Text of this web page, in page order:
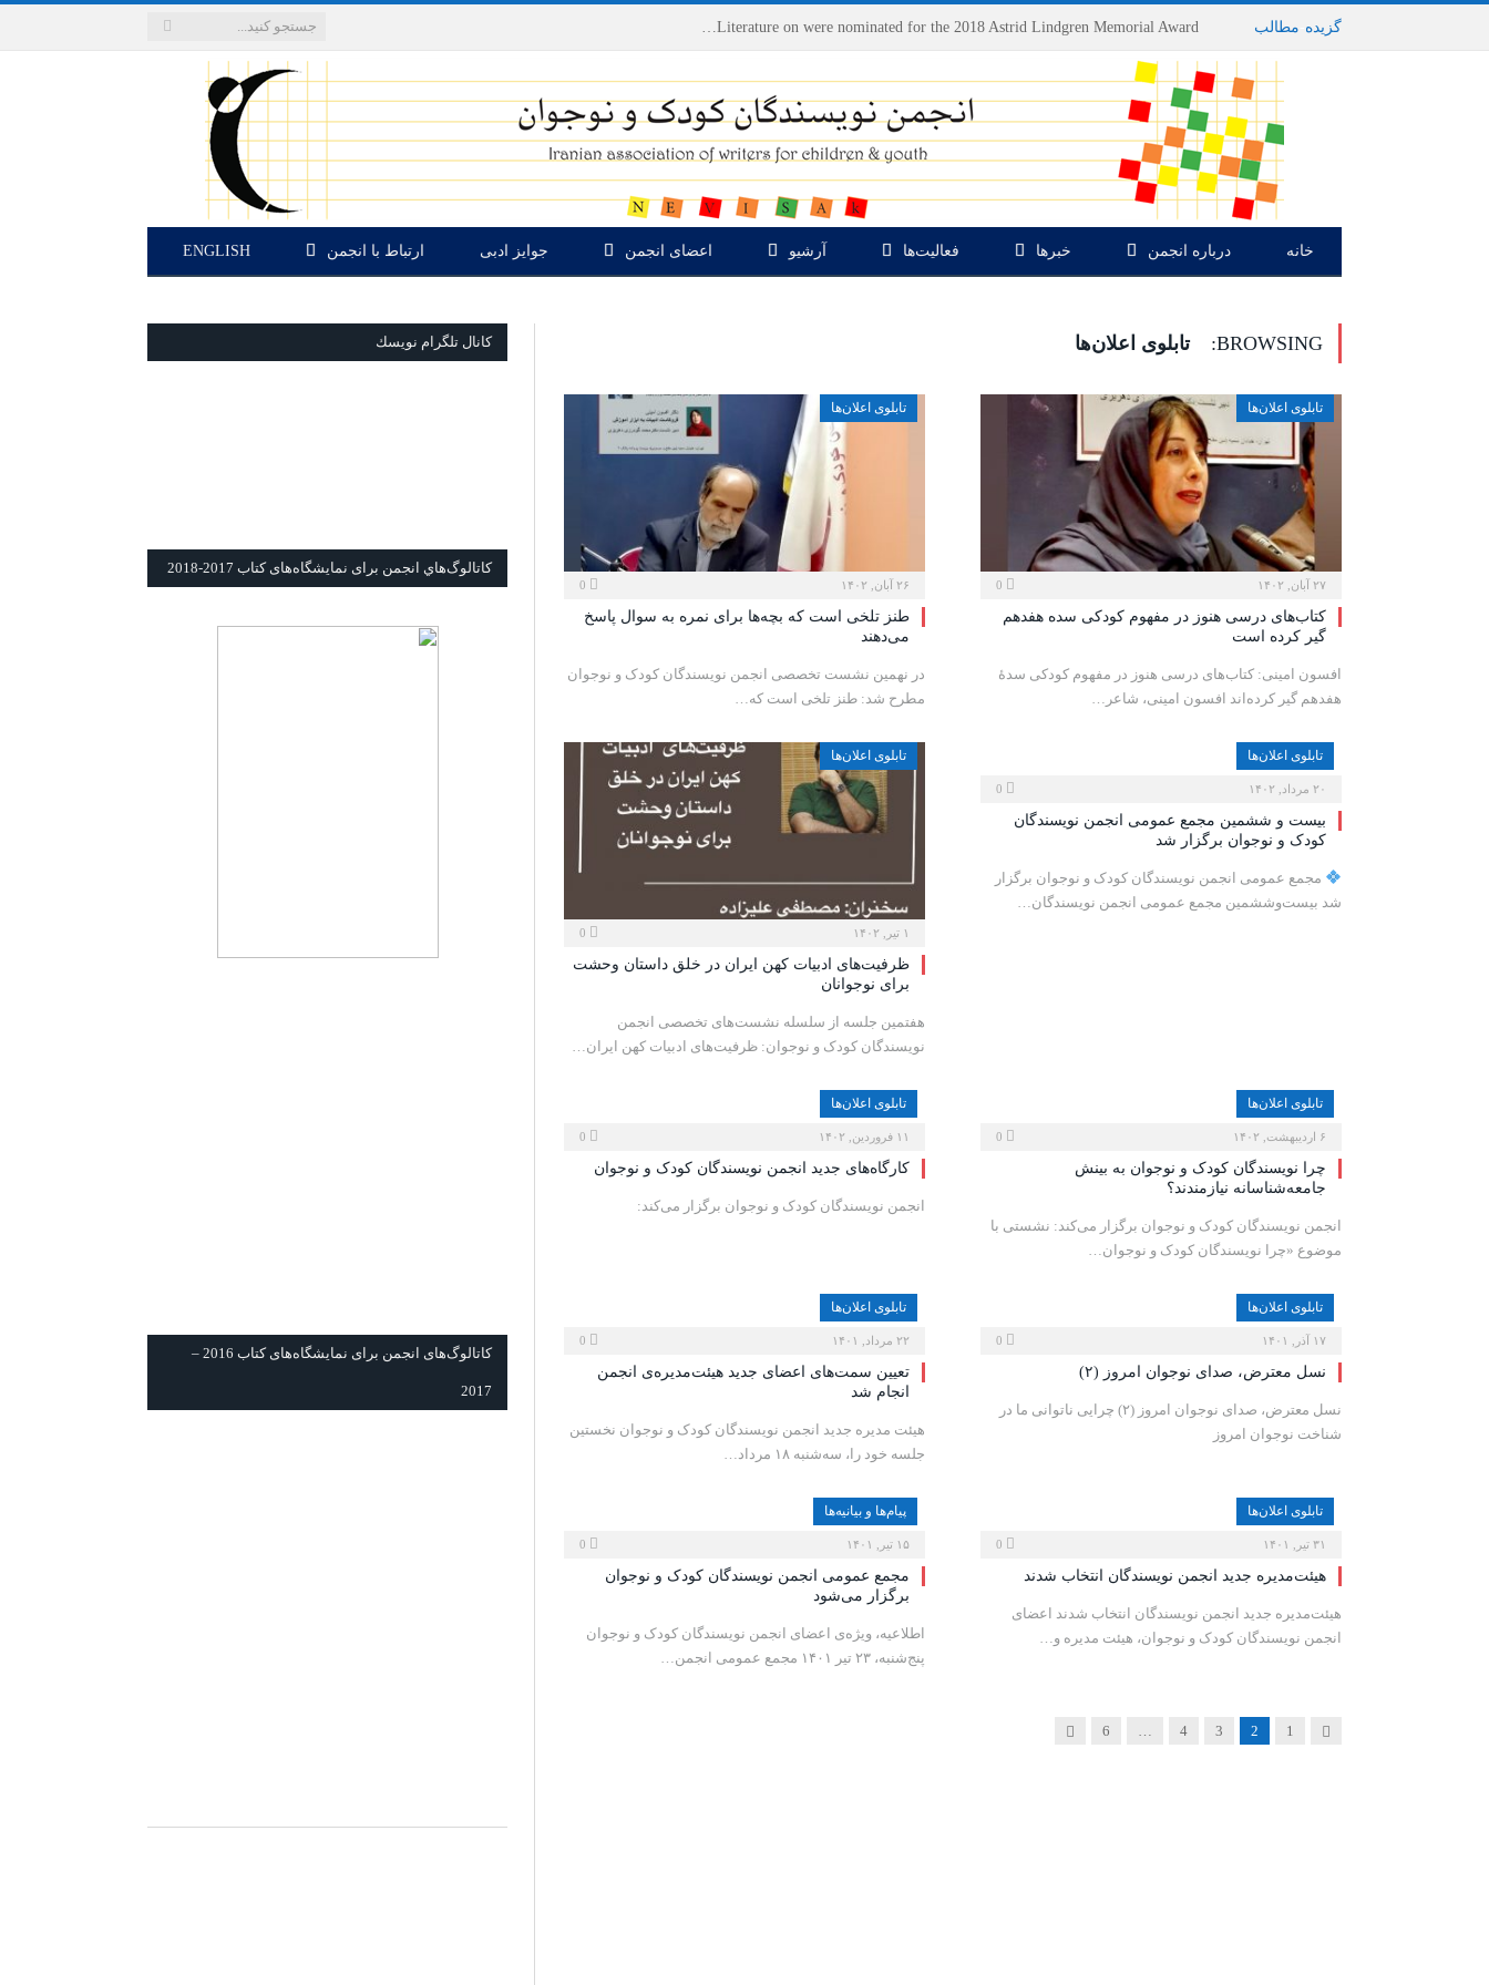
گزیده مطالب
خانه درباره انجمن خبرها فعالیت‌ها آرشیو اعضای انجمن جوایز ادبی ارتباط با انجمن ENGLISH
BROWSING: تابلوی اعلان‌ها
تابلوی اعلان‌ها
۲۷ آبان, ۱۴۰۲
کتاب‌های درسی هنوز در مفهوم کودکی سده هفدهم
گیر کرده است
افسون امینی: کتاب‌های درسی هنوز در مفهوم کودکی سدۀ
هفدهم گیر کرده‌اند افسون امینی، شاعر…
تابلوی اعلان‌ها
۲۶ آبان, ۱۴۰۲
طنز تلخی است که بچه‌ها برای نمره به سوال پاسخ
می‌دهند
در نهمین نشست تخصصی انجمن نویسندگان کودک و نوجوان
مطرح شد: طنز تلخی است که…
تابلوی اعلان‌ها
۲۰ مرداد, ۱۴۰۲
بیست و ششمین مجمع عمومی انجمن نویسندگان
کودک و نوجوان برگزار شد
مجمع عمومی انجمن نویسندگان کودک و نوجوان برگزار
شد بیست‌و‌ششمین مجمع عمومی انجمن نویسندگان…
تابلوی اعلان‌ها
۱ تیر, ۱۴۰۲
ظرفیت‌های ادبیات کهن ایران در خلق داستان وحشت
برای نوجوانان
هفتمین جلسه از سلسله نشست‌های تخصصی انجمن
نویسندگان کودک و نوجوان: ظرفیت‌های ادبیات کهن ایران…
تابلوی اعلان‌ها
۶ اردیبهشت, ۱۴۰۲
چرا نویسندگان کودک و نوجوان به بینش
جامعه‌شناسانه نیازمندند؟
انجمن نویسندگان کودک و نوجوان برگزار می‌کند: نشستی با
موضوع «چرا نویسندگان کودک و نوجوان…
تابلوی اعلان‌ها
۱۱ فروردین, ۱۴۰۲
کارگاه‌های جدید انجمن نویسندگان کودک و نوجوان
انجمن نویسندگان کودک و نوجوان برگزار می‌کند:
تابلوی اعلان‌ها
۱۷ آذر, ۱۴۰۱
نسل معترض، صدای نوجوان امروز (۲)
نسل معترض، صدای نوجوان امروز (٢) چرایی ناتوانی ما در
شناخت نوجوان امروز
تابلوی اعلان‌ها
۲۲ مرداد, ۱۴۰۱
تعیین سمت‌های اعضای جدید هیئت‌مدیره‌ی انجمن
انجام شد
هیئت مدیره‌‌‌ جدید انجمن نویسندگان کودک و نوجوان نخستین
جلسه خود را، سه‌شنبه ۱۸ مرداد…
تابلوی اعلان‌ها
۳۱ تیر, ۱۴۰۱
هیئت‌مدیره‌‌‌ جدید انجمن نویسندگان انتخاب شدند
هیئت‌مدیره‌‌‌ جدید انجمن نویسندگان انتخاب شدند اعضای
انجمن نویسندگان کودک و نوجوان، هیئت مدیره‌‌‌ و…
پیام‌ها و بیانیه‌ها
۱۵ تیر, ۱۴۰۱
مجمع عمومی انجمن نویسندگان کودک و نوجوان
برگزار می‌شود
اطلاعیه، ویژه‌ی اعضای انجمن نویسندگان کودک و نوجوان
پنج‌شنبه، ۲۳ تیر ۱۴۰۱ مجمع عمومی انجمن…
Previous
1
2
3
4
6
Next
كانال تلگرام نويسك
كاتالوگ‌هاي انجمن برای نمايشگاه‌های كتاب 2017-2018
كاتالوگ‌های انجمن برای نمايشگاه‌های كتاب 2016 –
2017